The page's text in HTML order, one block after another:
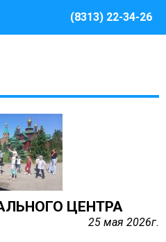
(8313) 22-34-26
деятельность
работ, услуг для
нужд Центра
ЦЕНТРА
25 мая 2026г.